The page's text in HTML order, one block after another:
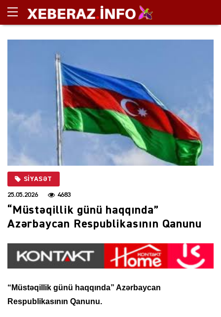
SIYASƏT
25.05.2026 4683
“Müstəqillik günü haqqında”
Azərbaycan Respublikasının Qanunu
“Müstəqillik günü haqqında” Azərbaycan
Respublikasının Qanunu.